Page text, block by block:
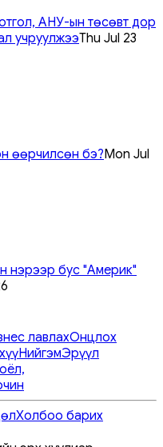
АНУ-ын төсөвт дор
учруулжээThu Jul 23
өөрчилсөн бэ?Mon Jul
нэрээр бус "Америк"
лавлахОнцлох
НийгэмЭрүүл
Холбоо барих